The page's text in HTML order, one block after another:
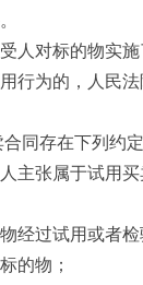
人对标的物实
行为的，人民
同存在下列约
主张属于试用
经过试用或者
的物；